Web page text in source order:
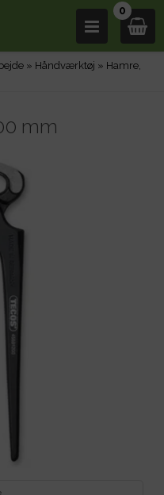
0
» Håndværktøj » Hamre,
mm